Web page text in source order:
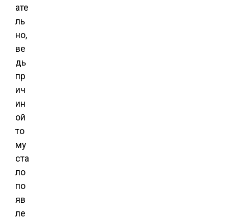
ате
ль
но,
ве
дь
пр
ич
ин
ой
то
му
ста
ло
по
яв
ле